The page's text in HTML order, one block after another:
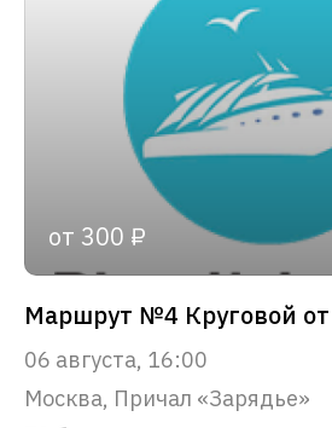
от 300 ₽
06 августа, 16:00
Москва, Причал «Зарядье»